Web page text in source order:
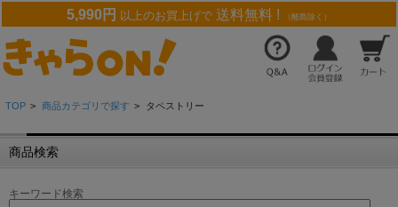
5,990円 以上のお買上げで 送料無料 ! （離島除く）
TOP > 商品カテゴリで探す > タペストリー
商品検索
キーワード検索